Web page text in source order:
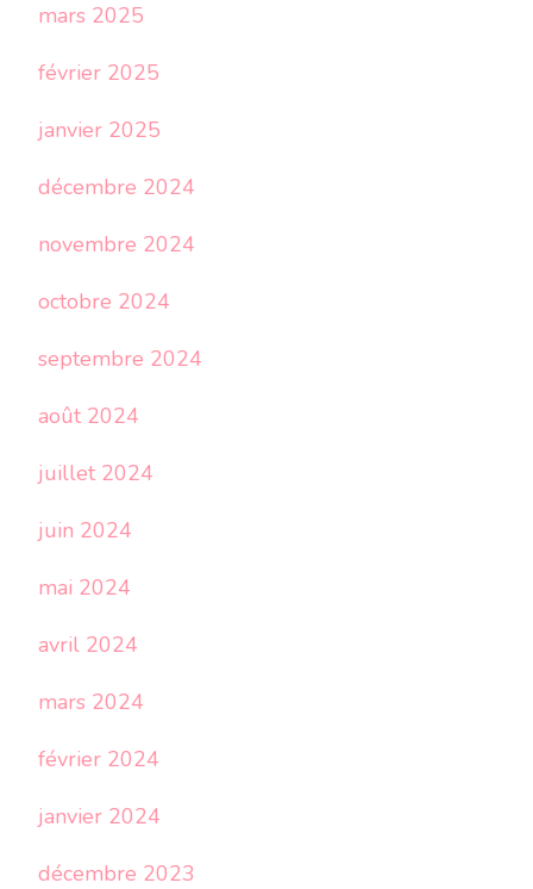
mars 2025
février 2025
janvier 2025
décembre 2024
novembre 2024
octobre 2024
septembre 2024
août 2024
juillet 2024
juin 2024
mai 2024
avril 2024
mars 2024
février 2024
janvier 2024
décembre 2023